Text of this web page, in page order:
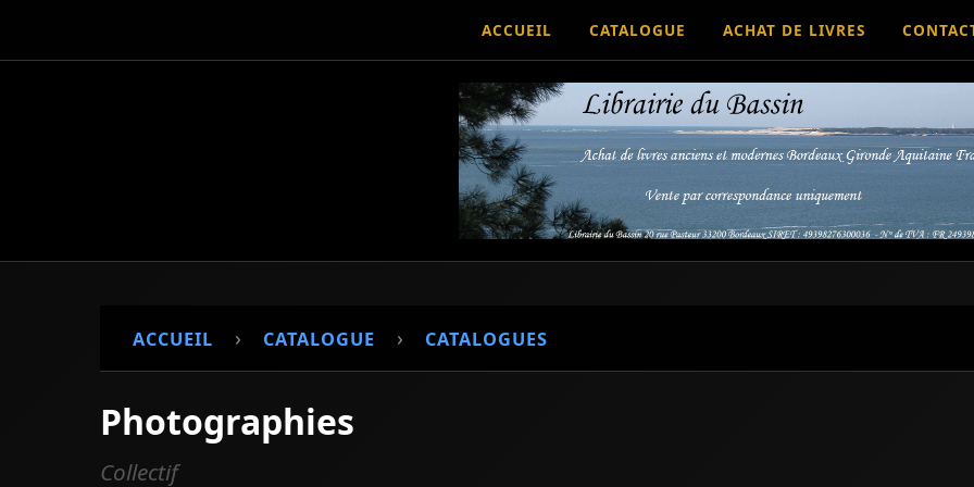
ACCUEIL CATALOGUE ACHAT DE LIVRES
ACCUEIL › CATALOGUE › CATALOGUES
Photographies
Collectif